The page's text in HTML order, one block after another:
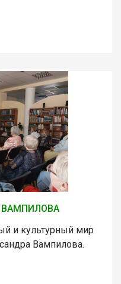
и культурный мир
Вампилова.